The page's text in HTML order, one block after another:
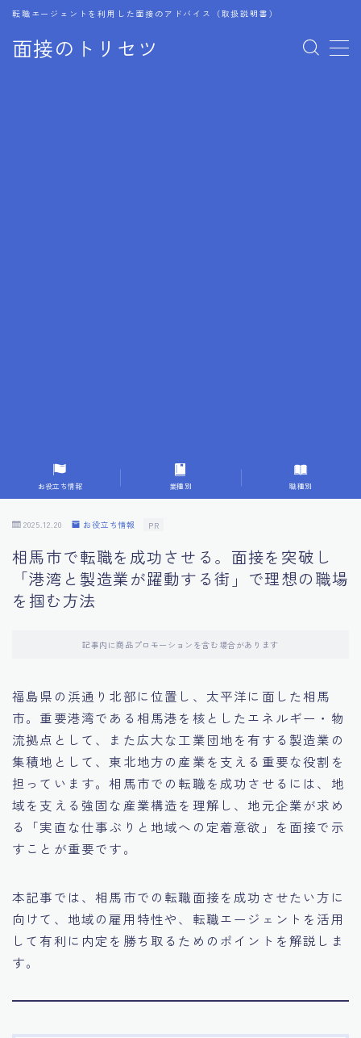
面接のトリセツ
転職エージェントを利用した面接のアドバイス（取扱説明書）
MENU
9.面接での落とし穴とその対策
10.フィードバックを活用する方法
11.オンライン面接の成功への鍵
12.転職先企業の文化を深く理解する
14.キャリアアップのための面接戦略
15.職場適応力をアピールする方法
16.エージェントと良好な関係を築く方法
17.面接でブランクを効果的に伝える方法
お役立ち情報 業種別 職種別
2025.12.20 お役立ち情報 PR
相馬市で転職を成功させる。面接を突破し
「港湾と製造業が躍動する街」で理想の職場
を掴む方法
記事内に商品プロモーションを含む場合があります
福島県の浜通り北部に位置し、太平洋に面した相馬
市。重要港湾である相馬港を核としたエネルギー・物
流拠点として、また広大な工業団地を有する製造業の
集積地として、東北地方の産業を支える重要な役割を
担っています。相馬市での転職を成功させるには、地
域を支える強固な産業構造を理解し、地元企業が求め
る「実直な仕事ぶりと地域への定着意欲」を面接で示
すことが重要です。
本記事では、相馬市での転職面接を成功させたい方に
向けて、地域の雇用特性や、転職エージェントを活用
して有利に内定を勝ち取るためのポイントを解説しま
す。